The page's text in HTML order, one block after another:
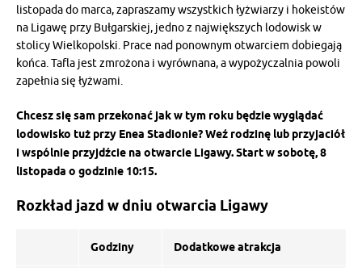
listopada do marca, zapraszamy wszystkich łyżwiarzy i hokeistów
na Ligawę przy Bułgarskiej, jedno z największych lodowisk w
stolicy Wielkopolski. Prace nad ponownym otwarciem dobiegają
końca. Tafla jest zmrożona i wyrównana, a wypożyczalnia powoli
zapełnia się łyżwami.
Chcesz się sam przekonać jak w tym roku będzie wyglądać
lodowisko tuż przy Enea Stadionie? Weź rodzinę lub przyjaciół
i wspólnie przyjdźcie na otwarcie Ligawy. Start w sobotę, 8
listopada o godzinie 10:15.
Rozkład jazd w dniu otwarcia Ligawy
Godziny Dodatkowe atrakcja